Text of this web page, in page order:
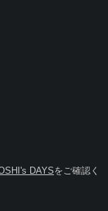
DAYSをご確認く